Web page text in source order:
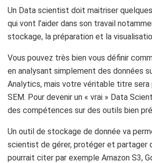
Un Data scientist doit maitriser
qui vont l’aider dans son travail
stockage, la préparation et la
Vous pouvez très bien vous définir
en analysant simplement des données
Analytics, mais votre véritable titre
SEM. Pour devenir un « vrai » Data
des compétences sur des outils bien
Un outil de stockage de donnée va
scientist de gérer, protéger et partager
pourrait citer par exemple Amazon S3,